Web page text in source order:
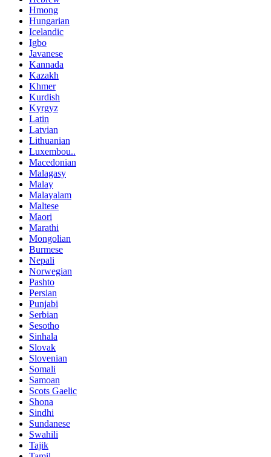
Hmong
Hungarian
Icelandic
Igbo
Javanese
Kannada
Kazakh
Khmer
Kurdish
Kyrgyz
Latin
Latvian
Lithuanian
Luxembou..
Macedonian
Malagasy
Malay
Malayalam
Maltese
Maori
Marathi
Mongolian
Burmese
Nepali
Norwegian
Pashto
Persian
Punjabi
Serbian
Sesotho
Sinhala
Slovak
Slovenian
Somali
Samoan
Scots Gaelic
Shona
Sindhi
Sundanese
Swahili
Tajik